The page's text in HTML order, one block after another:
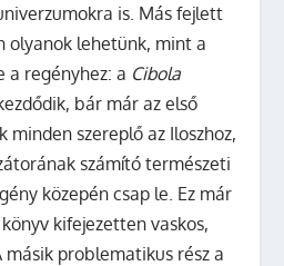
is. Más fejlett
olyanok lehetünk, mint a
a regényhez: a Cibola
bár már az első
minden szereplő az Iloszhoz,
számító természeti
közepén csap le. Ez már
kifejezetten vaskos,
másik problematikus rész a